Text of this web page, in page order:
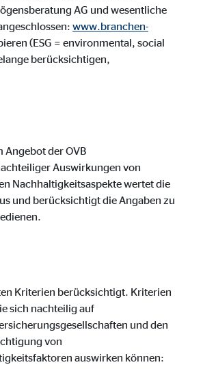
AG und wesentliche
www.branchen-
(ESG = environmental, social
berücksichtigen,
der OVB
Auswirkungen von
Nachhaltigkeitsaspekte wertet die
und berücksichtigt die Angaben zu
Kriterien berücksichtigt. Kriterien
sich nachteilig auf
und den
von
auswirken können: